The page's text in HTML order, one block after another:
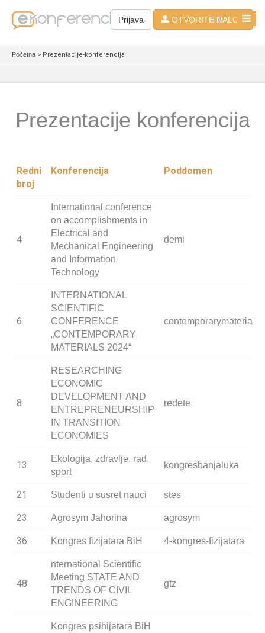
Prijava OTVORITE NALOG
HR
Početna > Prezentacije-konferencija
Prezentacije konferencija
Redni
broj
Konferencija Poddomen
4
International conference
on accomplishments in
Electrical and
Mechanical Engineering
and Information
Technology
demi
6
INTERNATIONAL
SCIENTIFIC
CONFERENCE
„CONTEMPORARY
MATERIALS 2024“
contemporarymaterials
8
RESEARCHING
ECONOMIC
DEVELOPMENT AND
ENTREPRENEURSHIP
IN TRANSITION
ECONOMIES
redete
13
Ekologija, zdravlje, rad,
sport
kongresbanjaluka
21 Studenti u susret nauci stes
23 Agrosym Jahorina agrosym
36 Kongres fizijatara BiH 4-kongres-fizijatara
48
nternational Scientific
Meeting STATE AND
TRENDS OF CIVIL
ENGINEERING
gtz
Kongres psihijatara BiH